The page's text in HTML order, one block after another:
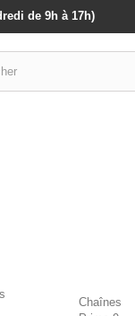
de 9h à 17h)
Chaînes